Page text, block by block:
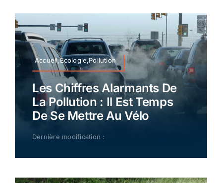
Accueil,Ecologie,Pollution
Les Chiffres Alarmants De
La Pollution : Il Est Temps
De Se Mettre Au Vélo
Dernière modification :